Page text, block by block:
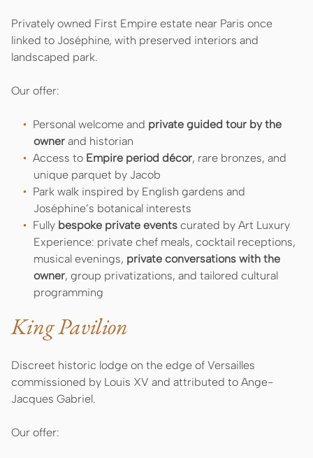
Privately owned First Empire estate near Paris once
linked to Joséphine, with preserved interiors and
landscaped park.
Our offer:
Personal welcome and private guided tour by the
owner and historian
Access to Empire period décor, rare bronzes, and
unique parquet by Jacob
Park walk inspired by English gardens and
Joséphine’s botanical interests
Fully bespoke private events curated by Art Luxury
Experience: private chef meals, cocktail receptions,
musical evenings, private conversations with the
owner, group privatizations, and tailored cultural
programming
King Pavilion
Discreet historic lodge on the edge of Versailles
commissioned by Louis XV and attributed to Ange-
Jacques Gabriel.
Our offer: